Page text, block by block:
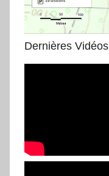
Dernières Vidéos